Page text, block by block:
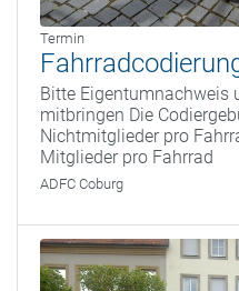
Termin
Bitte Eigentumnachweis
mitbringen Die
Nichtmitglieder pro
Mitglieder pro Fahrrad
ADFC Coburg